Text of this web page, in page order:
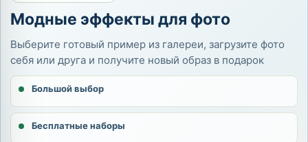
Модные эффекты для фото
Выберите готовый пример из галереи, загрузите фото
себя или друга и получите новый образ в подарок
Большой выбор
Бесплатные наборы